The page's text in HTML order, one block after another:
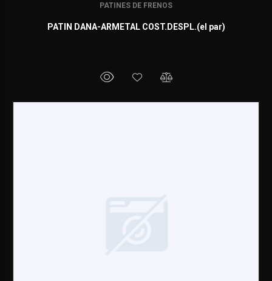
PATINES DE FRENOS
PATIN DANA-ARMETAL COST.DESPL.(el par)